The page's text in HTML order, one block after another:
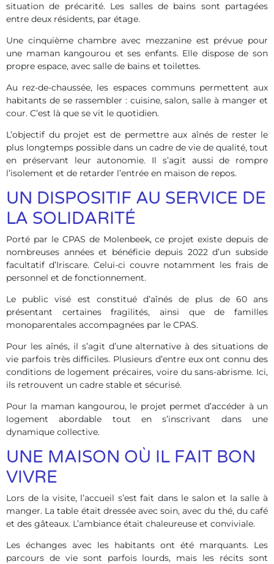
situation de précarité. Les salles de bains sont partagées
entre deux résidents, par étage.
Une cinquième chambre avec mezzanine est prévue pour
une maman kangourou et ses enfants. Elle dispose de son
propre espace, avec salle de bains et toilettes.
Au rez-de-chaussée, les espaces communs permettent aux
habitants de se rassembler : cuisine, salon, salle à manger et
cour. C’est là que se vit le quotidien.
L’objectif du projet est de permettre aux aînés de rester le
plus longtemps possible dans un cadre de vie de qualité, tout
en préservant leur autonomie. Il s’agit aussi de rompre
l’isolement et de retarder l’entrée en maison de repos.
UN DISPOSITIF AU SERVICE DE
LA SOLIDARITÉ
Porté par le CPAS de Molenbeek, ce projet existe depuis de
nombreuses années et bénéficie depuis 2022 d’un subside
facultatif d’Iriscare. Celui-ci couvre notamment les frais de
personnel et de fonctionnement.
Le public visé est constitué d’aînés de plus de 60 ans
présentant certaines fragilités, ainsi que de familles
monoparentales accompagnées par le CPAS.
Pour les aînés, il s’agit d’une alternative à des situations de
vie parfois très difficiles. Plusieurs d’entre eux ont connu des
conditions de logement précaires, voire du sans-abrisme. Ici,
ils retrouvent un cadre stable et sécurisé.
Pour la maman kangourou, le projet permet d’accéder à un
logement abordable tout en s’inscrivant dans une
dynamique collective.
UNE MAISON OÙ IL FAIT BON
VIVRE
Lors de la visite, l’accueil s’est fait dans le salon et la salle à
manger. La table était dressée avec soin, avec du thé, du café
et des gâteaux. L’ambiance était chaleureuse et conviviale.
Les échanges avec les habitants ont été marquants. Les
parcours de vie sont parfois lourds, mais les récits sont